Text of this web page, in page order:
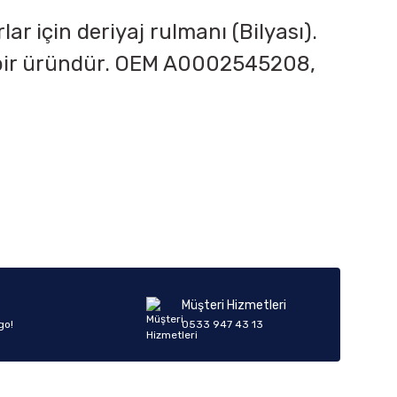
için deriyaj rulmanı (Bilyası).
üründür. OEM A0002545208,
Müşteri Hizmetleri
0533 947 43 13